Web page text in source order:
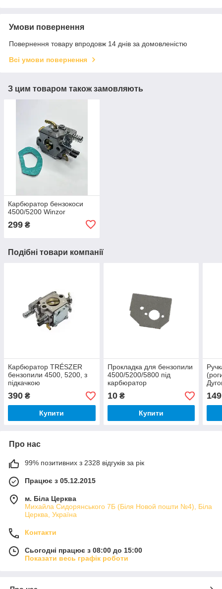
Умови повернення
Повернення товару впродовж 14 днів за домовленістю
Всі умови повернення
З цим товаром також замовляють
Карбюратор бензокоси
4500/5200 Winzor
299 ₴
Подібні товари компанії
Карбюратор TRÉSZER
бензопили 4500, 5200, з
підкачкою
390 ₴
Купити
Прокладка для бензопили
4500/5200/5800 під
карбюратор
10₴
Купити
149
Про нас
99% позитивних з 2328 відгуків за рік
Працює з 05.12.2015
м. Біла Церква
Михайла Сидорянського 7Б (Біля Новой пошти №4), Біла
Церква, Україна
Контакти
Сьогодні працює з 08:00 до 15:00
Показати весь графік роботи